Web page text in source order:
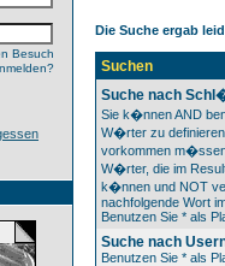
Besuch
Die Suche ergab
Suchen
Suche nach
Sie k�nnen AND
W�rter zu
vorkommen
W�rter, die im
k�nnen und NOT
nachfolgende Wort
Benutzen Sie * als
Suche nach
Benutzen Sie * als